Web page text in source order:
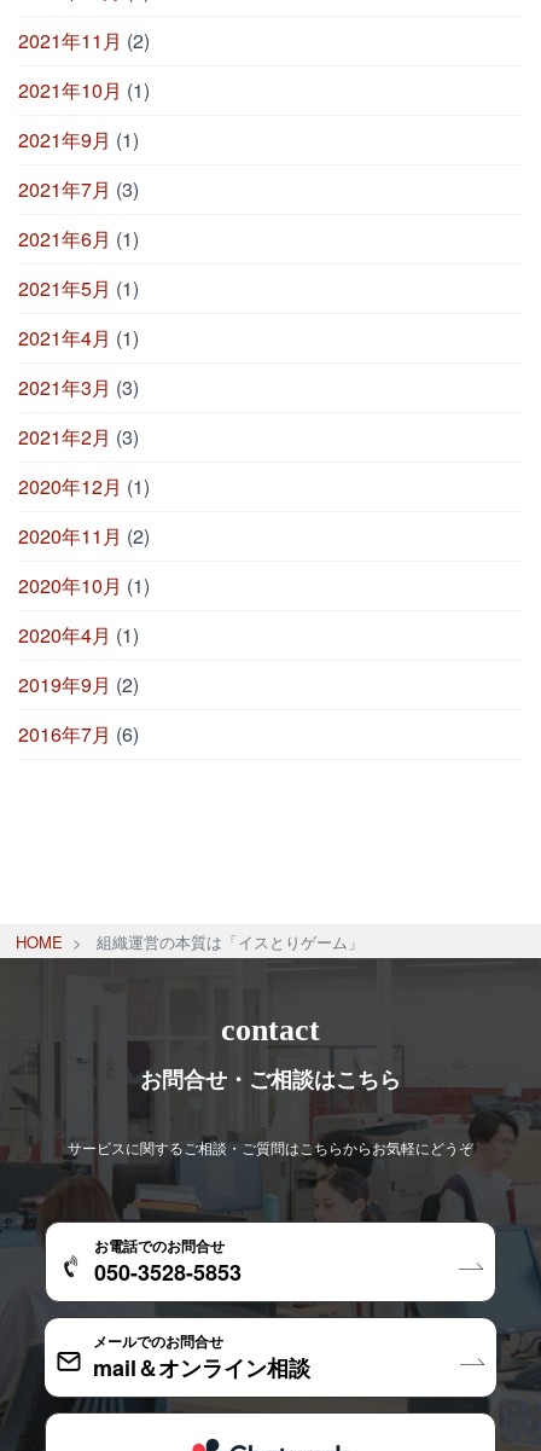
2021年11月 (2)
2021年10月 (1)
2021年9月 (1)
2021年7月 (3)
2021年6月 (1)
2021年5月 (1)
2021年4月 (1)
2021年3月 (3)
2021年2月 (3)
2020年12月 (1)
2020年11月 (2)
2020年10月 (1)
2020年4月 (1)
2019年9月 (2)
2016年7月 (6)
HOME 組織運営の本質は「イスとりゲーム」
contact
お問合せ・ご相談はこちら
サービスに関するご相談・ご質問はこちらからお気軽にどうぞ
お電話でのお問合せ
050-3528-5853
メールでのお問合せ
mail＆オンライン相談